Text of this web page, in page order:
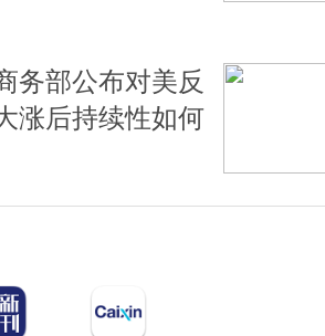
务部公布对美反
涨后持续性如何